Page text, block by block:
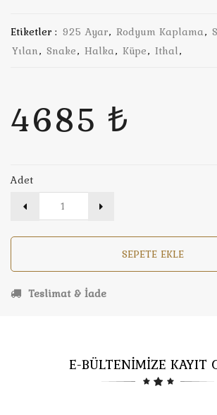
Etiketler : 925 Ayar, Rodyum Kaplama,
Yılan, Snake, Halka, Küpe, Ithal,
4685 ₺
Adet
SEPETE EKLE
Teslimat & İade
E-BÜLTENİMİZE KAYIT